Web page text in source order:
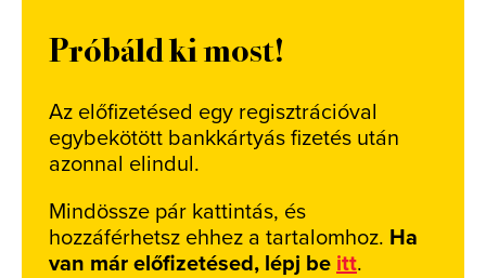
Próbáld ki most!
Az előfizetésed egy regisztrációval
egybekötött bankkártyás fizetés után
azonnal elindul.
Mindössze pár kattintás, és
hozzáférhetsz ehhez a tartalomhoz. Ha
van már előfizetésed, lépj be itt.